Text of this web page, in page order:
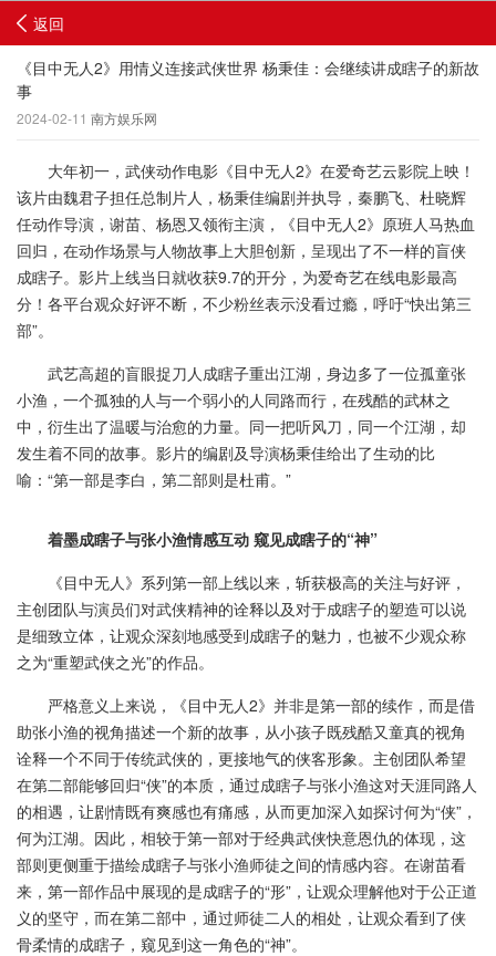
返回
《目中无人2》用情义连接武侠世界 杨秉佳：会继续讲成瞎子的新故
事
2024-02-11 南方娱乐网
大年初一，武侠动作电影《目中无人2》在爱奇艺云影院上映！
该片由魏君子担任总制片人，杨秉佳编剧并执导，秦鹏飞、杜晓辉
任动作导演，谢苗、杨恩又领衔主演，《目中无人2》原班人马热血
回归，在动作场景与人物故事上大胆创新，呈现出了不一样的盲侠
成瞎子。影片上线当日就收获9.7的开分，为爱奇艺在线电影最高
分！各平台观众好评不断，不少粉丝表示没看过瘾，呼吁“快出第三
部”。
武艺高超的盲眼捉刀人成瞎子重出江湖，身边多了一位孤童张
小渔，一个孤独的人与一个弱小的人同路而行，在残酷的武林之
中，衍生出了温暖与治愈的力量。同一把听风刀，同一个江湖，却
发生着不同的故事。影片的编剧及导演杨秉佳给出了生动的比
喻：“第一部是李白，第二部则是杜甫。”
着墨成瞎子与张小渔情感互动 窥见成瞎子的“神”
《目中无人》系列第一部上线以来，斩获极高的关注与好评，
主创团队与演员们对武侠精神的诠释以及对于成瞎子的塑造可以说
是细致立体，让观众深刻地感受到成瞎子的魅力，也被不少观众称
之为“重塑武侠之光”的作品。
严格意义上来说，《目中无人2》并非是第一部的续作，而是借
助张小渔的视角描述一个新的故事，从小孩子既残酷又童真的视角
诠释一个不同于传统武侠的，更接地气的侠客形象。主创团队希望
在第二部能够回归“侠”的本质，通过成瞎子与张小渔这对天涯同路人
的相遇，让剧情既有爽感也有痛感，从而更加深入如探讨何为“侠”，
何为江湖。因此，相较于第一部对于经典武侠快意恩仇的体现，这
部则更侧重于描绘成瞎子与张小渔师徒之间的情感内容。在谢苗看
来，第一部作品中展现的是成瞎子的“形”，让观众理解他对于公正道
义的坚守，而在第二部中，通过师徒二人的相处，让观众看到了侠
骨柔情的成瞎子，窥见到这一角色的“神”。